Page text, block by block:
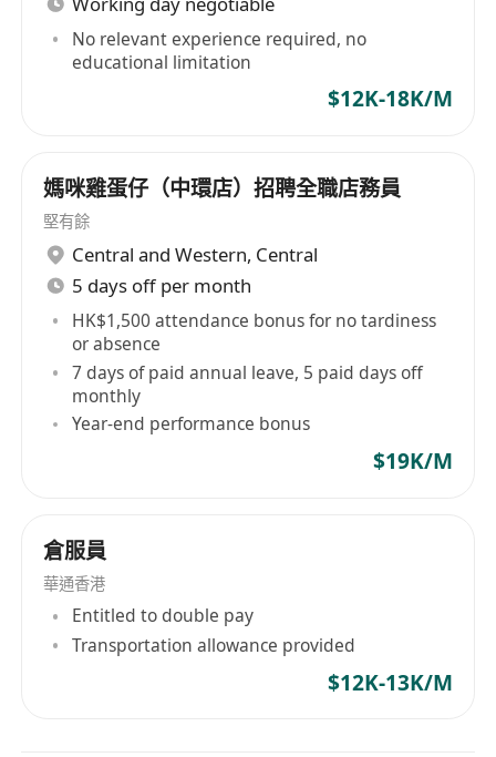
(申請人提供之全部資料絕對保密及只作招聘之用)
No relevant experience required, no
educational limitation
$12K-18K/M
媽咪雞蛋仔（中環店）招聘全職店務員
堅有餘
Central and Western, Central
5 days off per month
HK$1,500 attendance bonus for no tardiness
or absence
7 days of paid annual leave, 5 paid days off
monthly
Year-end performance bonus
$19K/M
倉服員
華通香港
Entitled to double pay
Transportation allowance provided
$12K-13K/M